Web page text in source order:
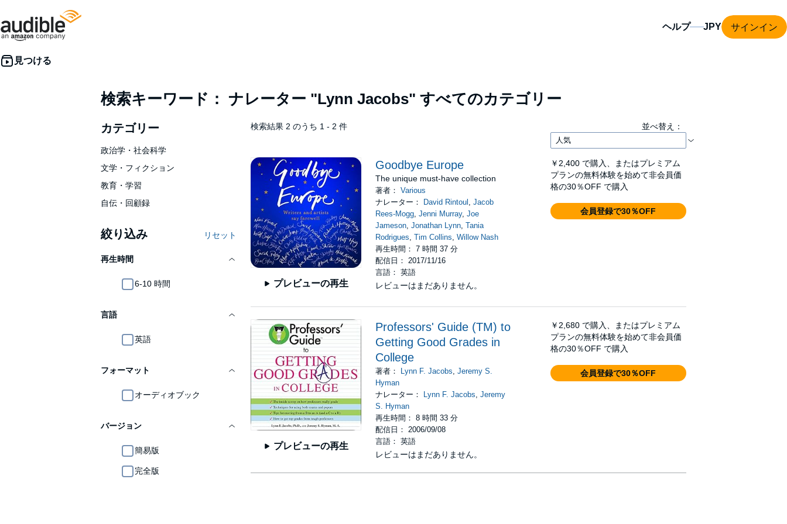
ヘルプ サインイン
検索キーワード： ナレーター "Lynn Jacobs" すべてのカテゴリー
カテゴリー
政治学・社会科学
文学・フィクション
教育・学習
自伝・回顧録
絞り込み リセット
再生時間
6-10 時間
言語
英語
フォーマット
オーディオブック
バージョン
簡易版
完全版
検索結果 2 のうち 1 - 2 件 並べ替え：
プレビューの再生
Goodbye Europe
The unique must-have collection
著者：Various
ナレーター：
David Rintoul ,Jacob
Rees-Mogg,Jenni Murray,Joe
Jameson,Jonathan Lynn,Tania
Rodrigues,Tim Collins,Willow Nash
再生時間： 7 時間 37 分
配信日： 2017/11/16
言語： 英語
レビューはまだありません。
￥2,400 で購入、またはプレミアム
プランの無料体験を始めて非会員価
格の30％OFF で購入
会員登録で30％OFF
プレビューの再生
Professors' Guide (TM) to
Getting Good Grades in
College
著者： Lynn F. Jacobs,Jeremy S.
Hyman
ナレーター：
Lynn F. Jacobs,Jeremy
S. Hyman
再生時間： 8 時間 33 分
配信日： 2006/09/08
言語： 英語
レビューはまだありません。
￥2,680 で購入、またはプレミアム
プランの無料体験を始めて非会員価
格の30％OFF で購入
会員登録で30％OFF